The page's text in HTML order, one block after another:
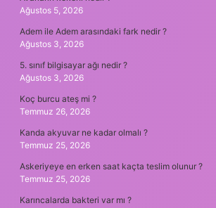
Ağustos 5, 2026
Adem ile Adem arasındaki fark nedir ?
Ağustos 3, 2026
5. sınıf bilgisayar ağı nedir ?
Ağustos 3, 2026
Koç burcu ateş mi ?
Temmuz 26, 2026
Kanda akyuvar ne kadar olmalı ?
Temmuz 25, 2026
Askeriyeye en erken saat kaçta teslim olunur ?
Temmuz 25, 2026
Karıncalarda bakteri var mı ?